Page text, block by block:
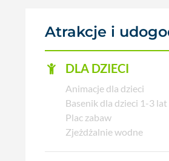
Atrakcje i
DLA DZIECI
Animacje dla dzieci
Basenik dla dzieci 1-3 lat
Plac zabaw
Zjeżdżalnie wodne